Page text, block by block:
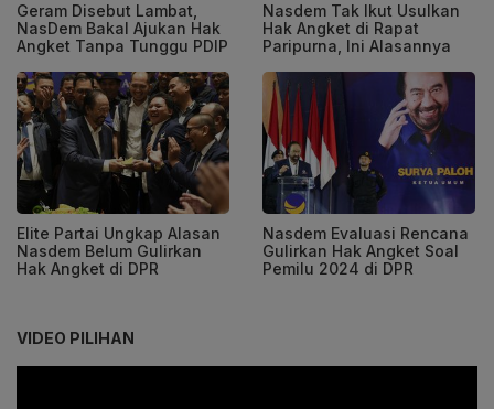
Geram Disebut Lambat,
NasDem Bakal Ajukan Hak
Angket Tanpa Tunggu PDIP
Nasdem Tak Ikut Usulkan
Hak Angket di Rapat
Paripurna, Ini Alasannya
Elite Partai Ungkap Alasan
Nasdem Belum Gulirkan
Hak Angket di DPR
Nasdem Evaluasi Rencana
Gulirkan Hak Angket Soal
Pemilu 2024 di DPR
VIDEO PILIHAN